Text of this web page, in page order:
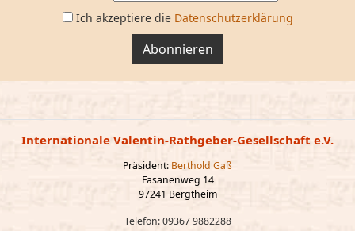
Ich akzeptiere die Datenschutzerklärung
Abonnieren
Internationale Valentin-Rathgeber-Gesellschaft e.V.
Präsident: Berthold Gaß
Fasanenweg 14
97241 Bergtheim
Telefon: 09367 9882288